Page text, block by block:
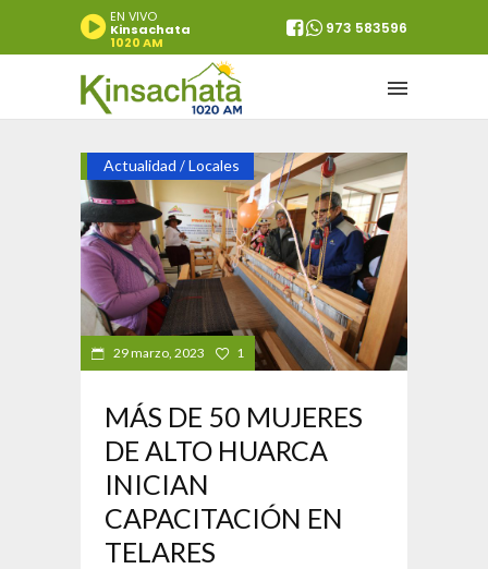
EN VIVO
Kinsachata
1020 AM
973 583596
Actualidad /Locales
29 marzo, 2023 1
MÁS DE 50 MUJERES
DE ALTO HUARCA
INICIAN
CAPACITACIÓN EN
TELARES